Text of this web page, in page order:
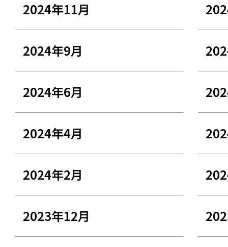
2024年11月
2024年9月
2024年6月
2024年4月
2024年2月
2023年12月